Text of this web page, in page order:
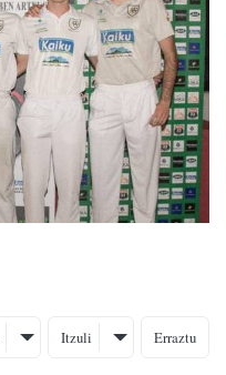
Itzuli Erraztu